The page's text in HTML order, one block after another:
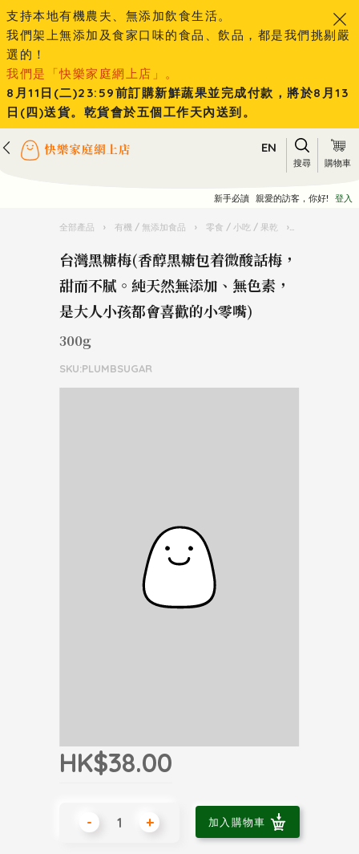
支持本地有機農夫、無添加飲食生活。
我們架上無添加及食家口味的食品、飲品，都是我們挑剔嚴
選的！
我們是「快樂家庭網上店」。
8月11日(二)23:59前訂購新鮮蔬果並完成付款，將於8月13
日(四)送貨。乾貨會於五個工作天內送到。
EN
搜尋 購物車
新手必讀 親愛的訪客，你好! 登入
全部產品 › 有機 / 無添加食品 › 零食 / 小吃 / 果乾 ›
台灣黑糖梅(香醇黑糖包着微酸話梅，
甜而不膩。純天然無添加、無色素，
是大人小孩都會喜歡的小零嘴)
300g
SKU:PLUMBSUGAR
HK$38.00
- + 加入購物車